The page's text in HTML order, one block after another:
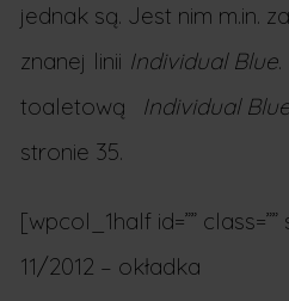
jednak są. Jest nim m.in.
znanej linii Individual Blue
toaletową Individual
stronie 35.
[wpcol_1half id=””
11/2012 – okładka